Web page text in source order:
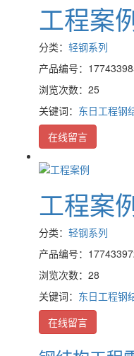
工程案
分类： 轻钢系列
产品编号：
浏览次数：25
关键词： 东日工程钢
在线留言
工程案
分类： 轻钢系列
产品编号：
浏览次数：28
关键词： 东日工程钢
在线留言